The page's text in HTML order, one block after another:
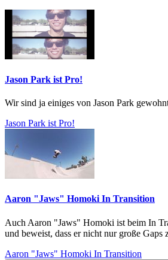
Jason Park ist Pro!
Wir sind ja einiges von Jason Park
Jason Park ist Pro!
Aaron "Jaws" Homoki In Transition
Auch Aaron "Jaws" Homoki ist beim In
und beweist, dass er nicht nur große Gaps
Aaron "Jaws" Homoki In Transition